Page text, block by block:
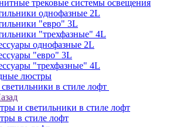
трековые системы освещения
однофазные 2L
"евро" 3L
"трехфазные" 4L
однофазные 2L
"евро" 3L
"трехфазные" 4L
люстры
в стиле лофт
и светильники в стиле лофт
в стиле лофт